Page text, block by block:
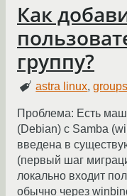
Как
группу?
astra linux,groups
Проблема: Есть
(Debian) с Samba
введена в
(первый шаг
локально входит
обычно через